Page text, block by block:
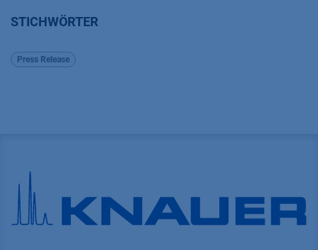
STICHWÖRTER
Press Release